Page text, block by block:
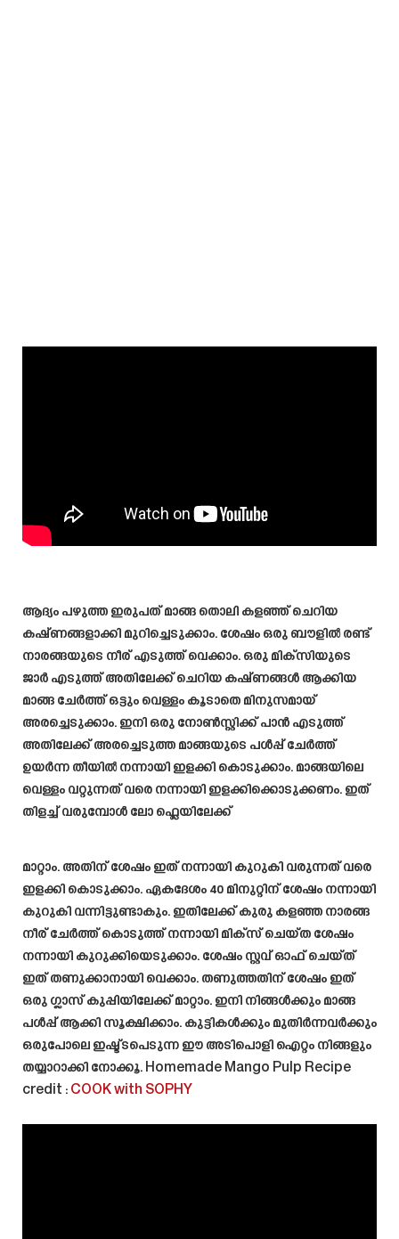
ആദ്യം പഴുത്ത ഇരുപത് മാങ്ങ തൊലി കളഞ്ഞ് ചെറിയ
കഷ്ണങ്ങളാക്കി മുറിച്ചെടുക്കാം. ശേഷം ഒരു ബൗളിൽ രണ്ട്
നാരങ്ങയുടെ നീര് എടുത്ത് വെക്കാം. ഒരു മിക്സിയുടെ
ജാർ എടുത്ത് അതിലേക്ക് ചെറിയ കഷ്ണങ്ങൾ ആക്കിയ
മാങ്ങ ചേർത്ത് ഒട്ടും വെള്ളം കൂടാതെ മിനുസമായ്
അരച്ചെടുക്കാം. ഇനി ഒരു നോൺസ്റ്റിക്ക് പാൻ എടുത്ത്
അതിലേക്ക് അരച്ചെടുത്ത മാങ്ങയുടെ പൾപ്പ് ചേർത്ത്
ഉയർന്ന തീയിൽ നന്നായി ഇളക്കി കൊടുക്കാം. മാങ്ങയിലെ
വെള്ളം വറ്റുന്നത് വരെ നന്നായി ഇളക്കിക്കൊടുക്കണം. ഇത്
തിളച്ച് വരുമ്പോൾ ലോ ഫ്ലെയിലേക്ക്
മാറ്റാം. അതിന് ശേഷം ഇത് നന്നായി കുറുകി വരുന്നത് വരെ
ഇളക്കി കൊടുക്കാം. ഏകദേശം 40 മിനുറ്റിന് ശേഷം നന്നായി
കുറുകി വന്നിട്ടുണ്ടാകും. ഇതിലേക്ക് കുരു കളഞ്ഞ നാരങ്ങ
നീര് ചേർത്ത് കൊടുത്ത് നന്നായി മിക്സ്‌ ചെയ്ത ശേഷം
നന്നായി കുറുക്കിയെടുക്കാം. ശേഷം സ്റ്റവ് ഓഫ്‌ ചെയ്ത്
ഇത് തണുക്കാനായി വെക്കാം. തണുത്തതിന് ശേഷം ഇത്
ഒരു ഗ്ലാസ്‌ കുപ്പിയിലേക്ക് മാറ്റാം. ഇനി നിങ്ങൾക്കും മാങ്ങ
പൾപ്പ് ആക്കി സൂക്ഷിക്കാം. കുട്ടികൾക്കും മുതിർന്നവർക്കും
ഒരുപോലെ ഇഷ്ട്ടപെടുന്ന ഈ അടിപൊളി ഐറ്റം നിങ്ങളും
തയ്യാറാക്കി നോക്കൂ. Homemade Mango Pulp Recipe
credit : COOK with SOPHY